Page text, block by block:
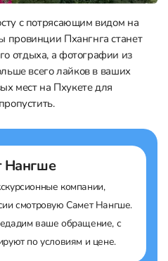
с потрясающим видом на
провинции Пхангнга станет
отдыха, а фотографии из
всего лайков в ваших
мест на Пхукете для
Нангше
компании,
смотровую Самет Нангше.
ваше обращение, с
по условиям и цене.